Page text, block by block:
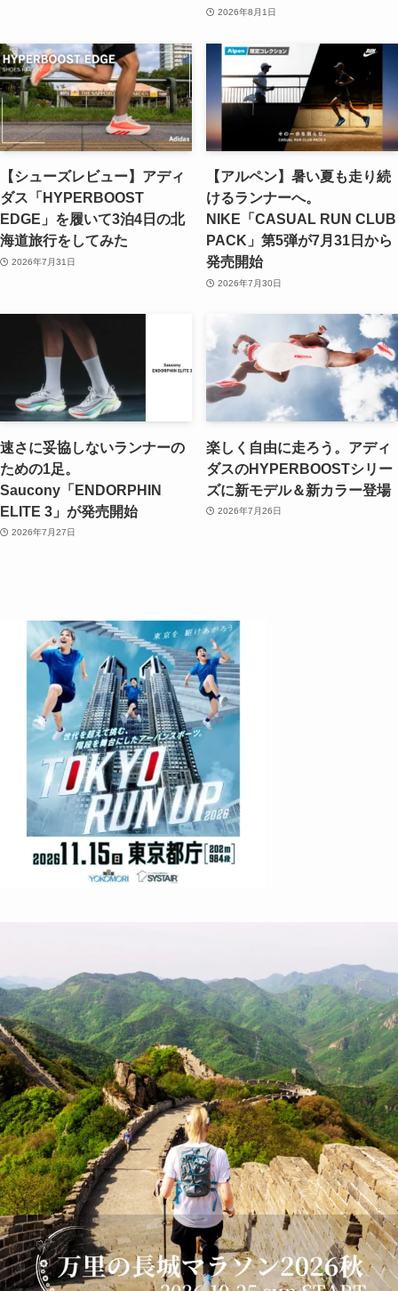
2026年8月1日
【シューズレビュー】アディ
ダス「HYPERBOOST
EDGE」を履いて3泊4日の北
海道旅行をしてみた
2026年7月31日
【アルペン】暑い夏も走り続
けるランナーへ。
NIKE「CASUAL RUN CLUB
PACK」第5弾が7月31日から
発売開始
2026年7月30日
速さに妥協しないランナーの
ための1足。
Saucony「ENDORPHIN
ELITE 3」が発売開始
2026年7月27日
楽しく自由に走ろう。アディ
ダスのHYPERBOOSTシリー
ズに新モデル＆新カラー登場
2026年7月26日